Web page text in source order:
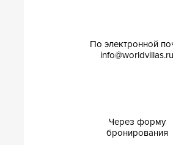
По электронной
info@worldvillas.ru
Через форму
бронирования